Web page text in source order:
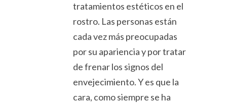
tratamientos estéticos en el
rostro. Las personas están
cada vez más preocupadas
por su apariencia y por tratar
de frenar los signos del
envejecimiento. Y es que la
cara, como siempre se ha